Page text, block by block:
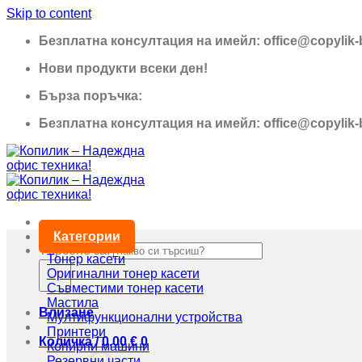
Skip to content
Безплатна консултация на имейл:
Нови продукти всеки ден!
Бърза поръчка:
Безплатна консултация на имейл:
Търсене за:
Влизане
Количка /0,00€ 0
Категории
Тонер касети
Оригинални тонер касети
Съвместими тонер касети
Мастила
Мултифункционални устройства
Принтери
Копирни машини